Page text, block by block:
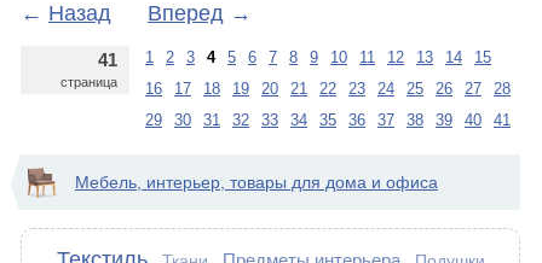
← Назад Вперед →
41
страница
1 2 3 4 5 6 7 8 9 10 11 12 13 14
15
16
17 18 19 20 21 22 23 24 25 26 27
28
29
30 31 32 33 34 35 36 37 38 39 40 41
Мебель, интерьер, товары для дома и офиса